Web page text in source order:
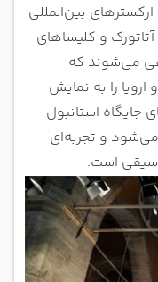
بین‌المللی
و کلیساهای
می‌شوند که
را به نمایش
جایگاه استانبول
می‌شود و تجربه‌ای
است.